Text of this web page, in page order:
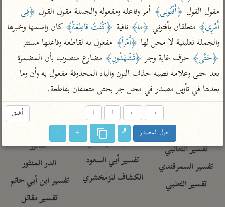
منتقاة
تفسير ابن القيم
تفسير ابن تيمية
عامّة
تفسير السمعاني
تفسير مكّي
محاسن التأويل
تفسير الثعالبي
تفسير السمرقندي
تفسير الثعلبي
نظم الدرر للبقاعي
لغة وبلاغة
التحرير والتنوير
المحرر الوجيز لابن
عطية
البحر المحيط لأبي
حيان
البسيط للواحدي
تفسير أبي السعود
الكشاف للزمخشري
جامع البيان للإيجي
تفسير البيضاوي
تفسير النسفي
الوجيز للواحدي
تفسير ابن أبي زمنين
آثار
موسوعة التفسير
المأثور
الدر المنثور
تفسير ابن أبي حاتم
تفسير مقاتل
مقول القول ﴿أَفْتُونِي﴾ أمر وفاعله ومفعوله والجملة مقول القول
أَمْرِي﴾ متعلقان بأفتوني ﴿ما﴾ نافية ﴿كُنْتُ قاطِعَةً﴾
والجملة تعليلية لا محل لها ﴿أَمْراً﴾ مفعول به لقاطعة وفاعلها مستتر
﴿حَتَّى﴾ حرف غاية وجر ﴿تَشْهَدُونِ﴾
بعدها في تأويل مصدر في محل جر بحتى متعلقان بقاطعة.
أغلق →
←
↑
↓
حول المصدر ا+ ا-